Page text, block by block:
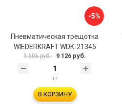
-5%
Пневматическая трещотка
WIEDERKRAFT WDK-21345
9 606 руб. 9 126 руб.
шт
В КОРЗИНУ